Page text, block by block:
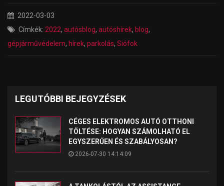
2022-03-03
Címkék: 2022, autósblog, autóshírek, blog,
gépjárművédelem, hírek, parkolás, Siófok
LEGUTÓBBI BEJEGYZÉSEK
CÉGES ELEKTROMOS AUTÓ OTTHONI
TÖLTÉSE: HOGYAN SZÁMOLHATÓ EL
EGYSZERŰEN ÉS SZABÁLYOSAN?
2026-07-30 14:14:09